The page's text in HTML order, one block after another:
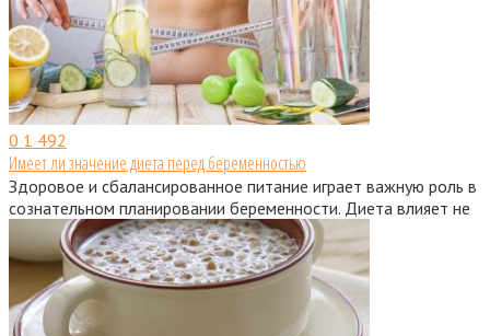
0 1 492
Имеет ли значение диета перед беременностью
Здоровое и сбалансированное питание играет важную роль в
сознательном планировании беременности. Диета влияет не